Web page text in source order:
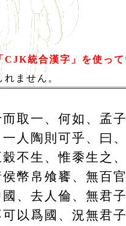
CJK統合漢字」を使っ
ません。
取一、何如、孟
人陶則可乎、曰
不生、惟黍生之
幣帛飧饔、無百
、去人倫、無君
以爲國、況無君